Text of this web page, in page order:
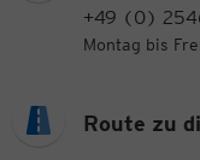
+49 (0)
Montag bis
Route zu